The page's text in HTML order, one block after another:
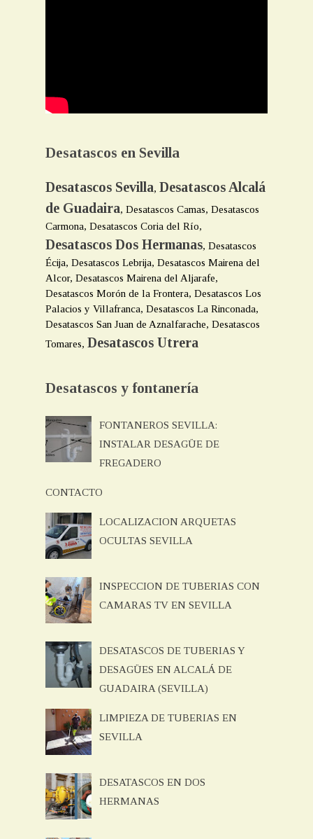
Desatascos en Sevilla
Desatascos Sevilla, Desatascos Alcalá
de Guadaira, Desatascos Camas, Desatascos
Carmona, Desatascos Coria del Río,
Desatascos Dos Hermanas, Desatascos
Écija, Desatascos Lebrija, Desatascos Mairena del
Alcor, Desatascos Mairena del Aljarafe,
Desatascos Morón de la Frontera, Desatascos Los
Palacios y Villafranca, Desatascos La Rinconada,
Desatascos San Juan de Aznalfarache, Desatascos
Tomares, Desatascos Utrera
Desatascos y fontanería
FONTANEROS SEVILLA:
INSTALAR DESAGÜE DE
FREGADERO
CONTACTO
LOCALIZACION ARQUETAS
OCULTAS SEVILLA
INSPECCION DE TUBERIAS CON
CAMARAS TV EN SEVILLA
DESATASCOS DE TUBERIAS Y
DESAGÜES EN ALCALÁ DE
GUADAIRA (SEVILLA)
LIMPIEZA DE TUBERIAS EN
SEVILLA
DESATASCOS EN DOS
HERMANAS